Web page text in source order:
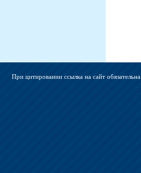
При цитировании ссылка на сайт обязательна